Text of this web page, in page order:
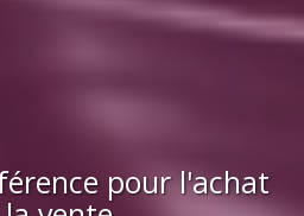
pour l'achat